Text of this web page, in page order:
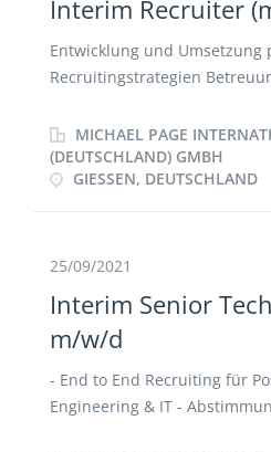
Interim Recruiter
Entwicklung und Umsetzung
Recruitingstrategien
Begleitung der gesamten
eines transparenten und
Portale Pflege des
MICHAEL PAGE
(DEUTSCHLAND) GMBH
GIESSEN, DEUTSCHLAND
25/09/2021
Interim Senior
m/w/d
- End to End Recruiting für
Engineering & IT -